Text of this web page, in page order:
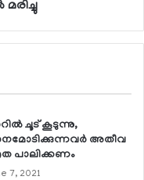
ചൂട് കൂടുന്നു,
അതീവ
പാലിക്കണം
7, 2021